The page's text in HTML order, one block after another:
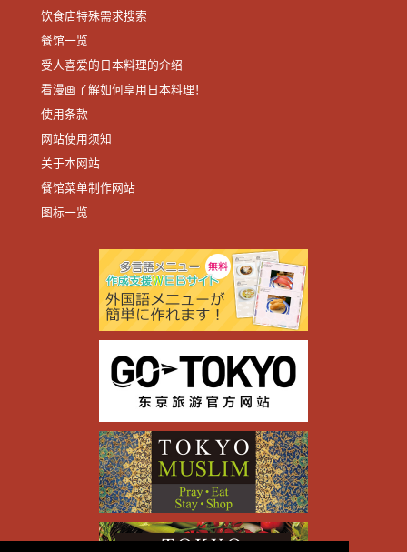
饮食店特殊需求搜索
餐馆一览
受人喜爱的日本料理的介绍
看漫画了解如何享用日本料理！
使用条款
网站使用须知
关于本网站
餐馆菜单制作网站
图标一览